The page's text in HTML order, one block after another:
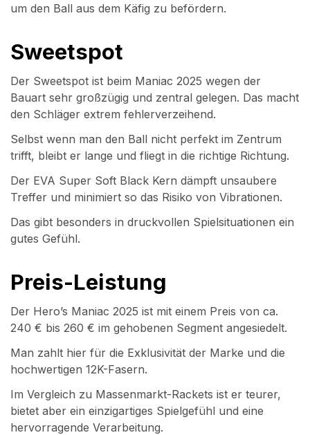
um den Ball aus dem Käfig zu befördern.
Sweetspot
Der Sweetspot ist beim Maniac 2025 wegen der
Bauart sehr großzügig und zentral gelegen. Das macht
den Schläger extrem fehlerverzeihend.
Selbst wenn man den Ball nicht perfekt im Zentrum
trifft, bleibt er lange und fliegt in die richtige Richtung.
Der EVA Super Soft Black Kern dämpft unsaubere
Treffer und minimiert so das Risiko von Vibrationen.
Das gibt besonders in druckvollen Spielsituationen ein
gutes Gefühl.
Preis-Leistung
Der Hero’s Maniac 2025 ist mit einem Preis von ca.
240 € bis 260 € im gehobenen Segment angesiedelt.
Man zahlt hier für die Exklusivität der Marke und die
hochwertigen 12K-Fasern.
Im Vergleich zu Massenmarkt-Rackets ist er teurer,
bietet aber ein einzigartiges Spielgefühl und eine
hervorragende Verarbeitung.